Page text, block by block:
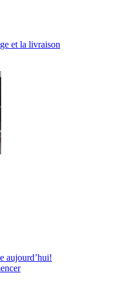
et la livraison
aujourd’hui!